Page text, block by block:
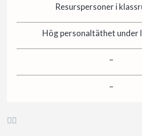
Resurspersoner i
Hög personaltäthet under
–
–
